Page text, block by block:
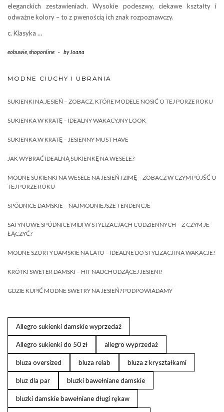
eleganckich zestawieniach. Wysokie podeszwy, ciekawe kształty i
odważne kolory – to z pwenością ich znak rozpoznawczy.
c. Klasyka …
eobuwie shoponline - by Joana
MODNE CIUCHY I UBRANIA
SUKIENKI NA JESIEŃ – ZOBACZ, KTÓRE MODELE NOSIĆ O TEJ PORZE ROKU
SUKIENKA W KRATĘ – IDEALNY WAKACYJNY LOOK
SUKIENKA W KRATĘ – JESIENNY MUST HAVE
JAK WYBRAĆ IDEALNĄ SUKIENKĘ NA WESELE?
MODNE SUKIENKI NA WESELE NA JESIEŃ I ZIMĘ – ZOBACZ W CZYM PÓJŚĆ O
TEJ PORZE ROKU
SPÓDNICE DAMSKIE – NAJMODNIEJSZE TENDENCJE
SATYNOWE SPÓDNICE MIDI W STYLIZACJACH CODZIENNYCH – Z CZYM JE
ŁĄCZYĆ?
MODNE SZORTY DAMSKIE NA LATO – IDEALNE DO STYLIZACJI NA WAKACJE!
KRÓTKI SWETER DAMSKI – HIT NADCHODZĄCEJ JESIENI!
GDZIE KUPIĆ MODNE SWETRY NA JESIEŃ? PODPOWIADAMY
Allegro sukienki damskie wyprzedaż
Allegro sukienki do 50 zł allegro wyprzedaż
bluza oversized bluza relab bluza z kryształkami
bluz dla par bluzki bawełniane damskie
bluzki damskie bawełniane długi rękaw